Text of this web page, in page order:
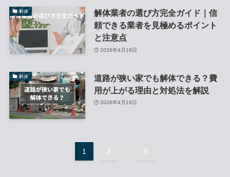
解体
解体業者の選び方完全ガイド｜信
頼できる業者を見極めるポイント
と注意点
2026年4月19日
解体
道路が狭い家でも解体できる？費
用が上がる理由と対処法を解説
2026年4月19日
1 2 9